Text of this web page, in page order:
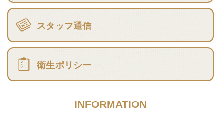
スタッフ通信
衛生ポリシー
INFORMATION